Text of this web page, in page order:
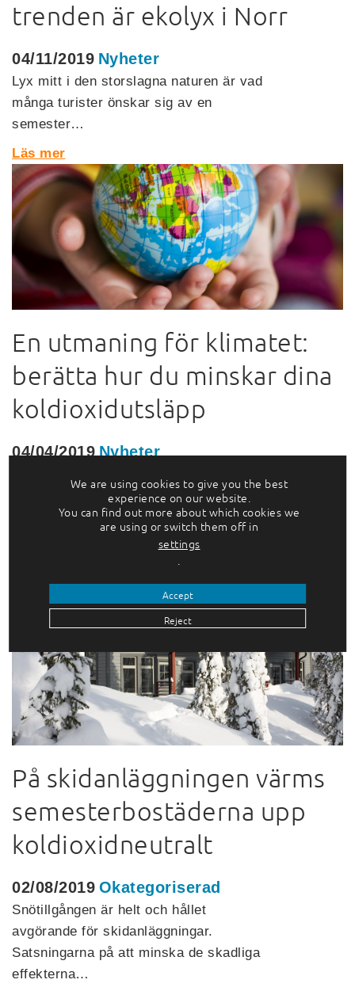
trenden är ekolyx i Norr
04/11/2019 Nyheter
Lyx mitt i den storslagna naturen är vad
många turister önskar sig av en
semester…
Läs mer
En utmaning för klimatet:
berätta hur du minskar dina
koldioxidutsläpp
04/04/2019 Nyheter
som är verksamma inom smart
energistyrning, utmanar företag,
föreningar, beslutsfattare och
Läs mer
På skidanläggningen värms
semesterbostäderna upp
koldioxidneutralt
02/08/2019 Okategoriserad
Snötillgången är helt och hållet
avgörande för skidanläggningar.
Satsningarna på att minska de skadliga
effekterna…
We are using cookies to give you the best
experience on our website.
You can find out more about which cookies we
are using or switch them off in
settings
Accept
Reject